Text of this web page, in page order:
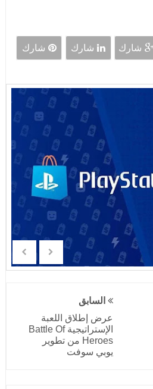
شارك شارك شارك
السابق
عرض إطلاق اللعبة
الإستراتيجية Battle Of
Heroes من تطوير
يوبي سوفت